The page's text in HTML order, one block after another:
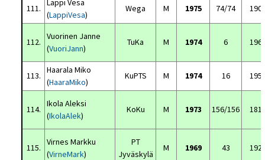
111.
Lappi Vesa
(LappiVesa)
Wega M 1975 74/74
112.
Vuorinen Janne
(VuoriJann)
TuKa M 1974 6
113.
Haarala Miko
(HaaraMiko)
KuPTS M 1974 16
114.
Ikola Aleksi
(IkolaAlek)
KoKu M 1973 156/156
115.
Virnes Markku
(VirneMark)
PT
Jyväskylä
M 1969 43